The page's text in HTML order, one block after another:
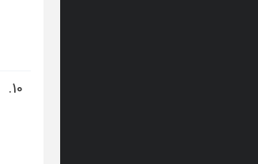
10.